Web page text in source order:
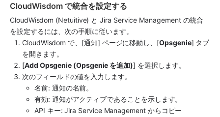
CloudWisdom で統合を設定する
CloudWisdom (Netuitive) と Jira Service Management の統合
を設定するには、次の手順に従います。
CloudWisdom で、[通知] ページに移動し、[Opsgenie] タブ
を開きます。
[Add Opsgenie (Opsgenie を追加)] を選択します。
次のフィールドの値を入力します。
名前: 通知の名前。
有効: 通知がアクティブであることを示します。
API キー​: Jira Service Management からコピー